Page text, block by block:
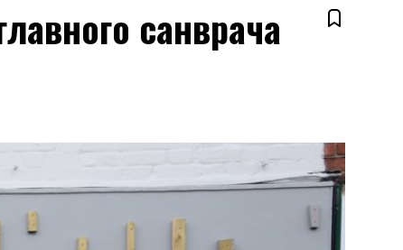
санврача